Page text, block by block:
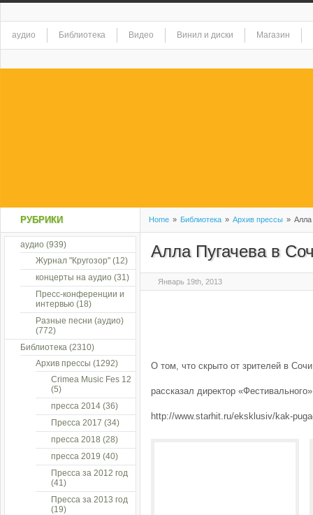
аудио Библиотека Видео Винил и диски Магазин
Home » Библиотека » Архив прессы » Алла
Алла Пугачева в
Январь 19th, 2013
О том, что скрыто от зрителей в
рассказал директор «Фестивального»
http://www.starhit.ru/eksklusiv/kak-
РУБРИКИ
аудио (939)
Журнал "Кругозор" (12)
концерты на аудио (31)
Пресс-конференции и
интервью (18)
Разные песни (аудио)
(772)
Библиотека (2310)
Архив прессы (1292)
Crimea Music Fes 12
(5)
пресса 2014 (36)
Пресса 2017 (34)
пресса 2018 (28)
пресса 2019 (40)
Пресса за 2012 год
(41)
Пресса за 2013 год
(19)